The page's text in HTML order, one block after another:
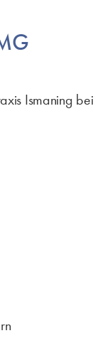
Ismaning bei